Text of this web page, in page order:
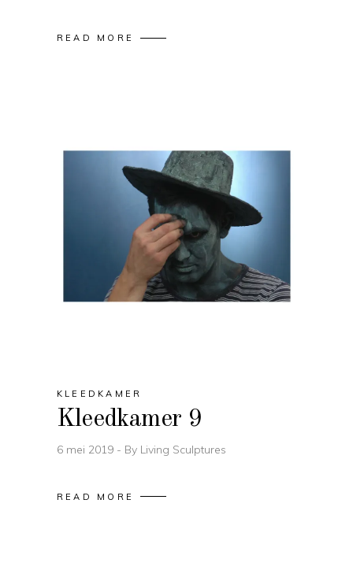
READ MORE
KLEEDKAMER
Kleedkamer 9
6 mei 2019 By Living Sculptures
READ MORE